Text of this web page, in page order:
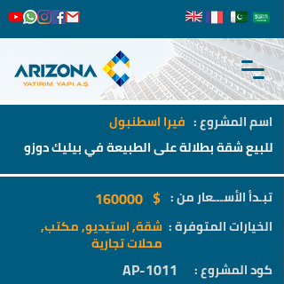
اسم المشروع :
للبيع شقة بطلالة على الطبيعة في بيليك دوزو
فيرا اسطنبول
تبـدأ الأســـعار من : 160000
الخيارات المتوفرة : شقة, استيديو, مكتب,
محلات تجارية
كود المشروع :
AP-1011
$